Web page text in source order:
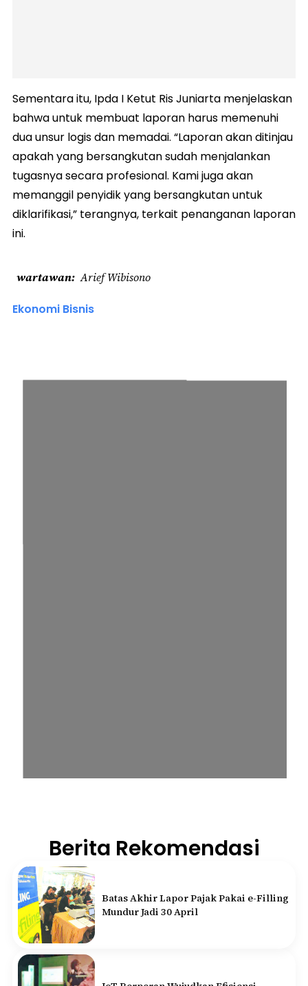
Sementara itu, Ipda I Ketut Ris Juniarta menjelaskan
bahwa untuk membuat laporan harus memenuhi
dua unsur logis dan memadai. “Laporan akan ditinjau
apakah yang bersangkutan sudah menjalankan
tugasnya secara profesional. Kami juga akan
memanggil penyidik yang bersangkutan untuk
diklarifikasi,” terangnya, terkait penanganan laporan
ini.
wartawan Arief Wibisono
Ekonomi Bisnis
Berita Rekomendasi
Batas Akhir Lapor Pajak Pakai e-Filling
Mundur Jadi 30 April